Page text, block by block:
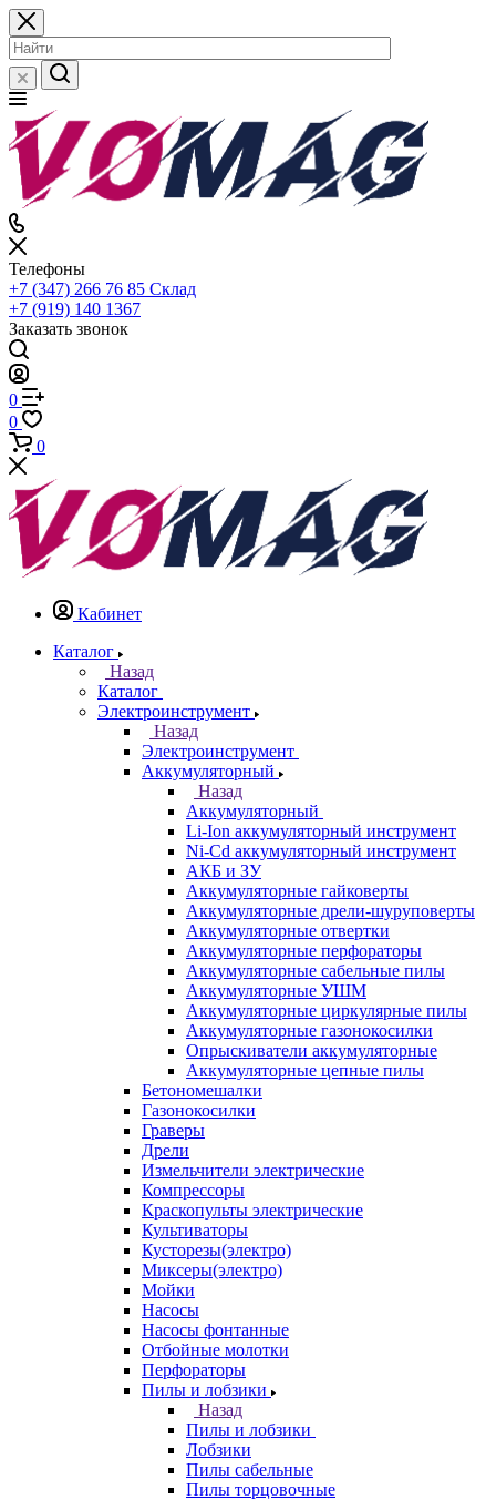
Телефоны
+7 (347) 266 76 85 Склад
+7 (919) 140 1367
Заказать звонок
0
0
0
Кабинет
Каталог
Назад
Каталог
Электроинструмент
Назад
Электроинструмент
Аккумуляторный
Назад
Аккумуляторный
Li-Ion аккумуляторный инструмент
Ni-Cd аккумуляторный инструмент
АКБ и ЗУ
Аккумуляторные гайковерты
Аккумуляторные дрели-шуруповерты
Аккумуляторные отвертки
Аккумуляторные перфораторы
Аккумуляторные сабельные пилы
Аккумуляторные УШМ
Аккумуляторные циркулярные пилы
Аккумуляторные газонокосилки
Опрыскиватели аккумуляторные
Аккумуляторные цепные пилы
Бетономешалки
Газонокосилки
Граверы
Дрели
Измельчители электрические
Компрессоры
Краскопульты электрические
Культиваторы
Кусторезы(электро)
Миксеры(электро)
Мойки
Насосы
Насосы фонтанные
Отбойные молотки
Перфораторы
Пилы и лобзики
Назад
Пилы и лобзики
Лобзики
Пилы сабельные
Пилы торцовочные